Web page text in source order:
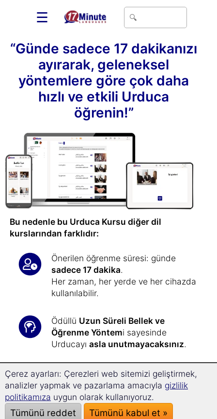
☰
“Günde sadece 17 dakikanızı
ayırarak, geleneksel
yöntemlere göre çok daha
hızlı ve etkili Urduca
öğrenin!”
Bu nedenle bu Urduca Kursu diğer dil
kurslarından farklıdır:
Önerilen öğrenme süresi: günde
sadece 17 dakika.
Her zaman, her yerde ve her cihazda
kullanılabilir.
Ödüllü Uzun Süreli Bellek ve
Öğrenme Yöntemi sayesinde
Urducayı asla unutmayacaksınız.
Superlearning teknolojisisayesinde
dinlendirici müziklerle rahatlayabilir,
%32 oranında daha hızlı öğrenir
daha iyi konsantre olabilirsiniz.
Çerez ayarları: Çerezleri web sitemizi geliştirmek,
analizler yapmak ve pazarlama amacıyla gizlilik
politikamıza uygun olarak kullanıyoruz.
Tümünü reddet Tümünü kabul et »